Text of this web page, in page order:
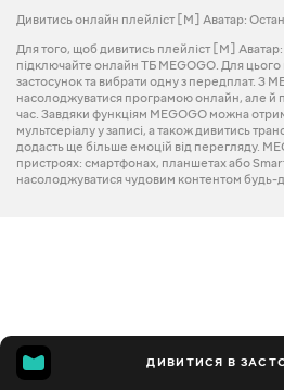
ДИВИТИСЯ В
Дивитись онлайн плейліст [М] Аватар:
Для того, щоб дивитись плейліст [M] Аватар:
підключайте онлайн ТБ MEGOGO. Для цього
застосунок та вибрати одну з передплат. З
насолоджуватися програмою онлайн, але й
час. Завдяки функціям MEGOGO можна
мультсеріалу у записі, а також дивитись
додасть ще більше емоцій від перегляду.
пристроях: смартфонах, планшетах або
насолоджуватися чудовим контентом будь-